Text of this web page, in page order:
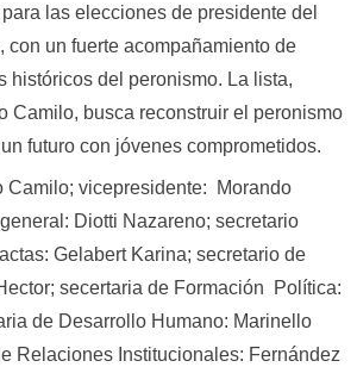
las elecciones de presidente del
con un fuerte acompañamiento de
históricos del peronismo. La lista,
Camilo, busca reconstruir el peronismo
futuro con jóvenes comprometidos.
Camilo; vicepresidente: Morando
Diotti Nazareno; secretario
Gelabert Karina; secretario de
secertaria de Formación Política:
de Desarrollo Humano: Marinello
Relaciones Institucionales: Fernández